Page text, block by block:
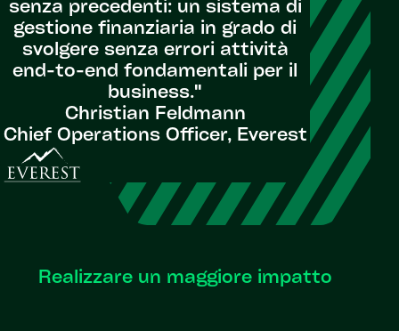
senza precedenti: un sistema di
gestione finanziaria in grado di
svolgere senza errori attività
end-to-end fondamentali per il
business."
Christian Feldmann
Chief Operations Officer, Everest
Realizzare un maggiore impatto